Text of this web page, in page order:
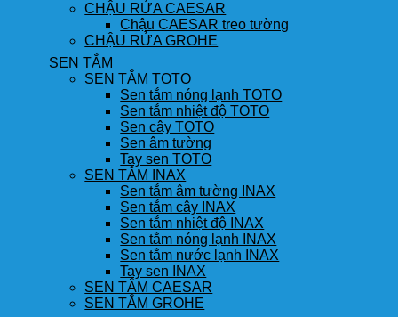
CHẬU RỬA CAESAR
Chậu CAESAR treo tường
CHẬU RỬA GROHE
SEN TẮM
SEN TẮM TOTO
Sen tắm nóng lạnh TOTO
Sen tắm nhiệt độ TOTO
Sen cây TOTO
Sen âm tường
Tay sen TOTO
SEN TẮM INAX
Sen tắm âm tường INAX
Sen tắm cây INAX
Sen tắm nhiệt độ INAX
Sen tắm nóng lạnh INAX
Sen tắm nước lạnh INAX
Tay sen INAX
SEN TẮM CAESAR
SEN TẮM GROHE